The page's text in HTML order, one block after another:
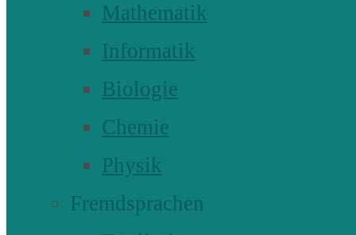
Mathematik
Informatik
Biologie
Chemie
Physik
Fremdsprachen